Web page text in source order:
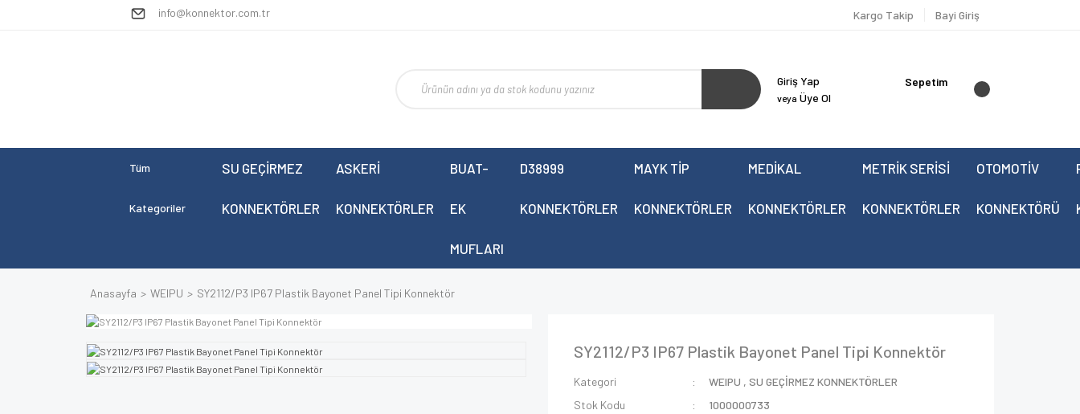
info@konnektor.com.tr Kargo Takip Bayi Giriş
Giriş Yap
veya Üye Ol
Sepetim
Tüm
Kategoriler
SU GEÇİRMEZ
KONNEKTÖRLER
ASKERİ
KONNEKTÖRLER
BUAT-
EK
MUFLARI
D38999
KONNEKTÖRLER
MAYK TİP
KONNEKTÖRLER
MEDİKAL
KONNEKTÖRLER
METRİK SERİSİ
KONNEKTÖRLER
OTOMOTİV
KONNEKTÖRÜ
Anasayfa WEIPU SY2112/P3 IP67 Plastik Bayonet Panel Tipi Konnektör
SY2112/P3 IP67 Plastik Bayonet Panel Tipi Konnektör
Kategori WEIPU ,SU GEÇİRMEZ KONNEKTÖRLER
Stok Kodu
1000000733